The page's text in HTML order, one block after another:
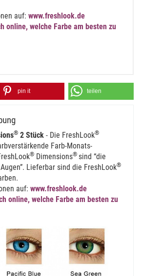
auf: www.freshlook.de
online, welche Farbe am besten zu
pin it teilen
® 2 Stück - Die FreshLook®
Farb-Monats-
® Dimensions® sind “die
Lieferbar sind die FreshLook®
auf: www.freshlook.de
online, welche Farbe am besten zu